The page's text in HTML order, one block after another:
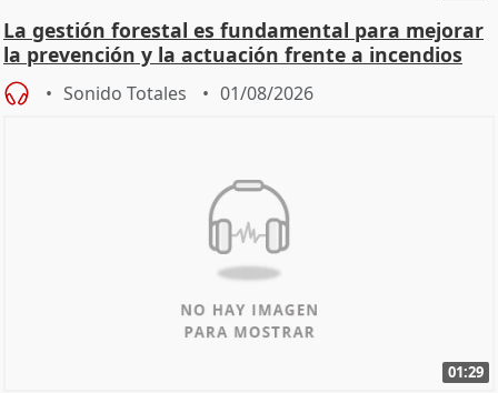
La gestión forestal es fundamental para mejorar
la prevención y la actuación frente a incendios
Sonido Totales 01/08/2026
01:29